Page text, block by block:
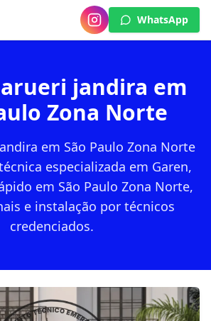
WhatsApp
jandira em
Zona Norte
em São Paulo Zona Norte
especializada em Garen,
em São Paulo Zona Norte,
e instalação por técnicos
credenciados.